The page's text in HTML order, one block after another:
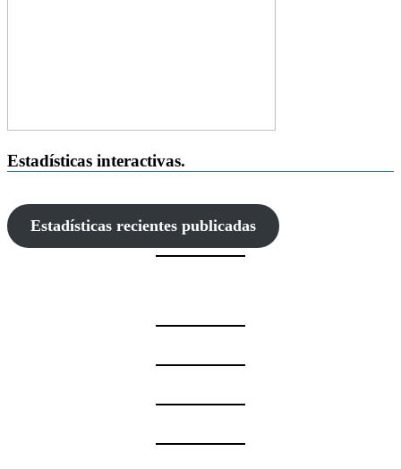
Estadísticas interactivas.
Estadísticas recientes publicadas